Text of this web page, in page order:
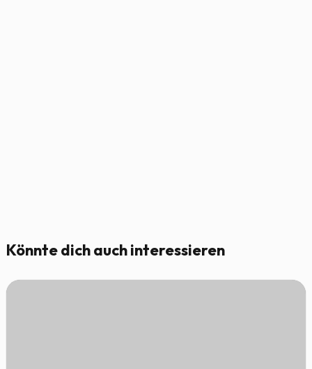
Könnte dich auch interessieren